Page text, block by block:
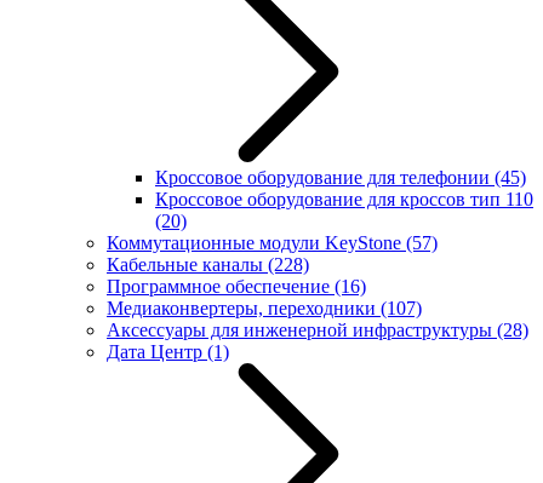
Кроссовое оборудование для телефонии (45)
Кроссовое оборудование для кроссов тип 110
(20)
Коммутационные модули KeyStone (57)
Кабельные каналы (228)
Программное обеспечение (16)
Медиаконвертеры, переходники (107)
Аксессуары для инженерной инфраструктуры (28)
Дата Центр (1)